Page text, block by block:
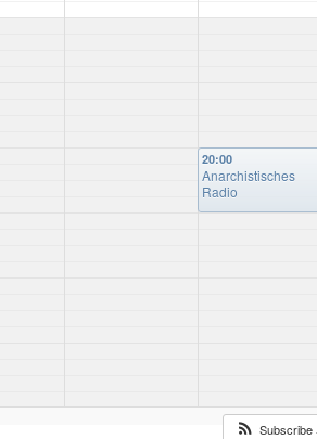
20:00
Anarchistisches
Radio
Subscribe